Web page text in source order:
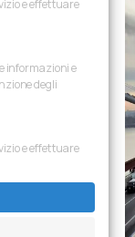
e effettuare
informazioni e
degli
e effettuare